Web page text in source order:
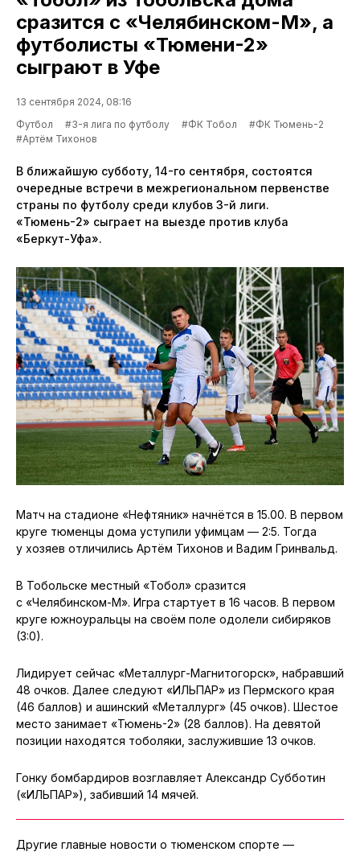
сразится с «Челябинском-М», а
футболисты «Тюмени-2»
сыграют в Уфе
13 сентября 2024, 08:16
Футбол
#3-я лига по футболу #ФК Тобол
#ФК Тюмень-2
#Артём Тихонов
В ближайшую субботу, 14-го сентября, состоятся
очередные встречи в межрегиональном первенстве
страны по футболу среди клубов 3-й лиги.
«Тюмень-2» сыграет на выезде против клуба
«Беркут-Уфа».
Матч на стадионе «Нефтяник» начнётся в 15.00. В первом
круге тюменцы дома уступили уфимцам — 2:5. Тогда
у хозяев отличились Артём Тихонов и Вадим Гринвальд.
В Тобольске местный «Тобол» сразится
с «Челябинском-М». Игра стартует в 16 часов. В первом
круге южноуральцы на своём поле одолели сибиряков
(3:0).
Лидирует сейчас «Металлург-Магнитогорск», набравший
48 очков. Далее следуют «ИЛЬПАР» из Пермского края
(46 баллов) и ашинский «Металлург» (45 очков). Шестое
место занимает «Тюмень-2» (28 баллов). На девятой
позиции находятся тоболяки, заслужившие 13 очков.
Гонку бомбардиров возглавляет Александр Субботин
(«ИЛЬПАР»), забивший 14 мячей.
Другие главные новости о тюменском спорте —